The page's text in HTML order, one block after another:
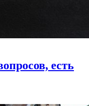
есть